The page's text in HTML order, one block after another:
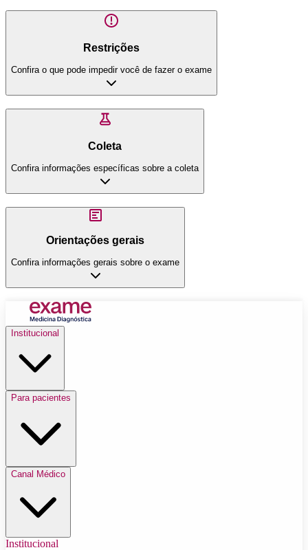
Restrições
Confira o que pode impedir você de fazer o exame
Coleta
Confira informações específicas sobre a coleta
Orientações gerais
Confira informações gerais sobre o exame
Institucional
Para pacientes
Canal Médico
Institucional